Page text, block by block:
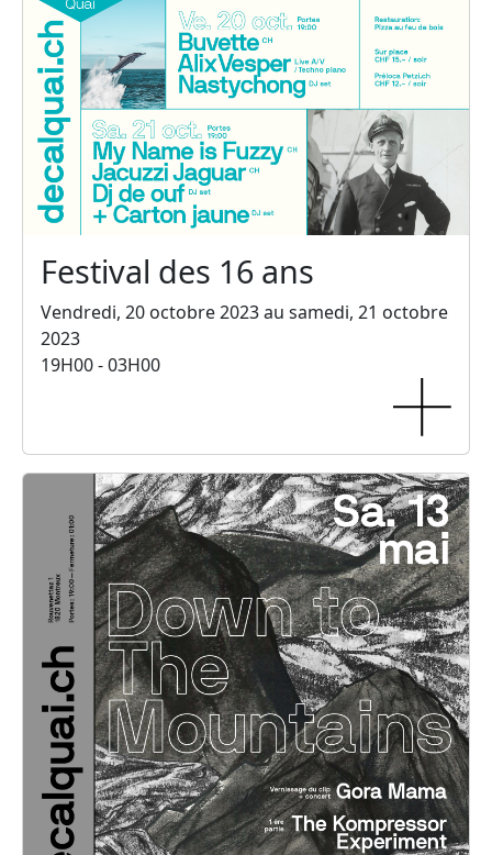
Festival des 16 ans
Vendredi, 20 octobre 2023 au samedi, 21 octobre
2023
19H00 - 03H00